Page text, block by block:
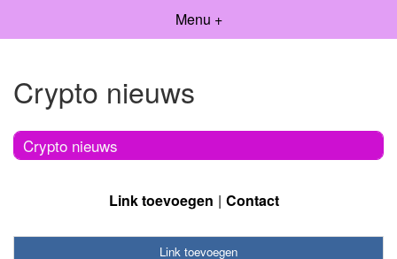
Menu +
Crypto nieuws
Crypto nieuws
Link toevoegen Contact
Link toevoegen